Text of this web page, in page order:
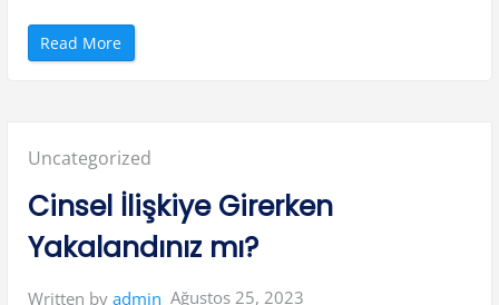
Read More“
T
ş
k
i
I
s
a
m
a
Posted
in:
Uncategorized
Cinsel İlişkiye Girerken
Yakalandınız mı?
Written by admin Ağustos 25, 2023